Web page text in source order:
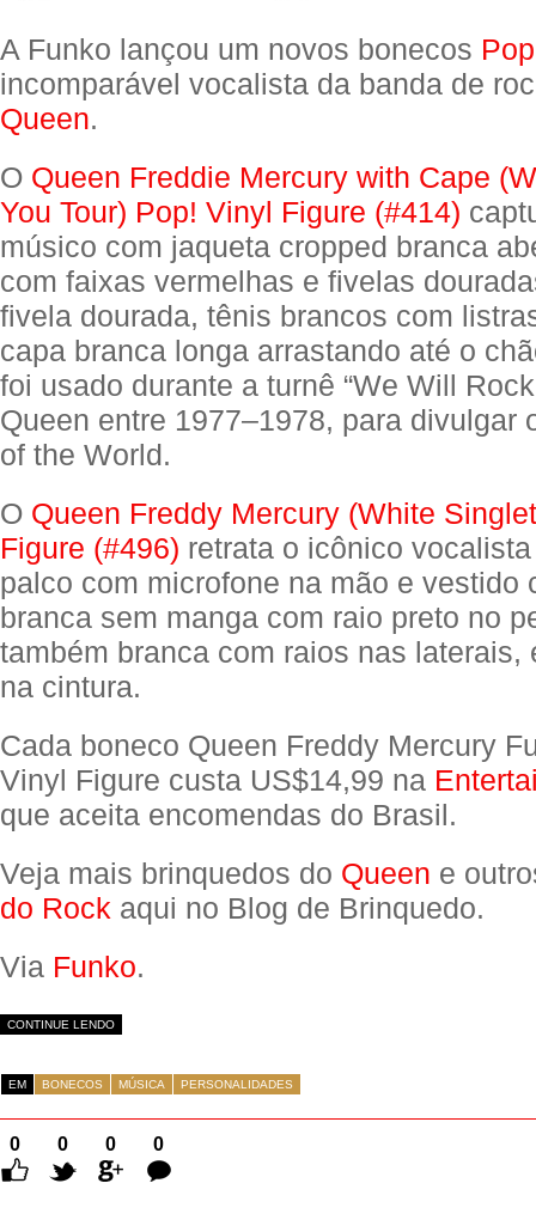
A Funko lançou um novos bonecos
incomparável vocalista da banda de
Queen.
O Queen Freddie Mercury with Cape
You Tour) Pop! Vinyl Figure (#414)
músico com jaqueta cropped branca
com faixas vermelhas e fivelas
fivela dourada, tênis brancos com
capa branca longa arrastando até o
foi usado durante a turnê “We Will Rock
Queen entre 1977–1978, para divulgar
of the World.
O Queen Freddy Mercury (White
Figure (#496) retrata o icônico
palco com microfone na mão e vestido
branca sem manga com raio preto no
também branca com raios nas laterais,
na cintura.
Cada boneco Queen Freddy Mercury
Vinyl Figure custa US$14,99 na
que aceita encomendas do Brasil.
Veja mais brinquedos do Queen e
do Rock aqui no Blog de Brinquedo.
Via Funko.
CONTINUE LENDO
EM BONECOS MÚSICA PERSONALIDADES
0 0 0
0
Comentários